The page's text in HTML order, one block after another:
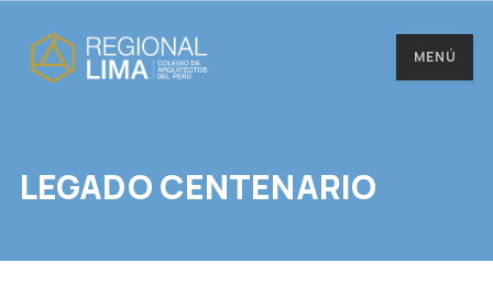
MENÚ
LEGADO CENTENARIO